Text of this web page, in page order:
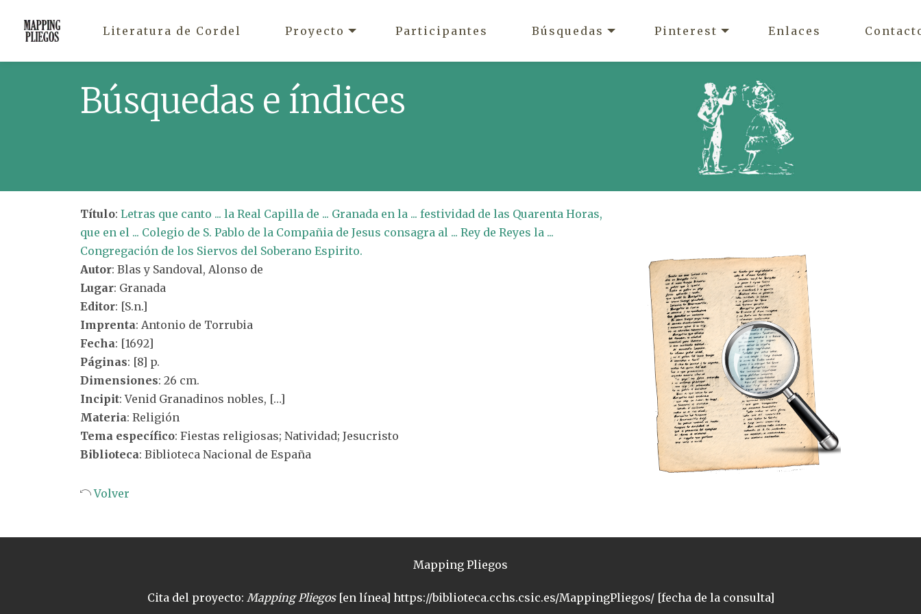
Literatura de Cordel Proyecto Participantes Búsquedas Pinterest Enlaces
Búsquedas e índices
Título: Letras que canto ... la Real Capilla de ... Granada en la ... festividad de las Quarenta Horas,
que en el ... Colegio de S. Pablo de la Compañia de Jesus consagra al ... Rey de Reyes la ...
Congregación de los Siervos del Soberano Espirito.
Autor: Blas y Sandoval, Alonso de
Lugar: Granada
Editor: [S.n.]
Imprenta: Antonio de Torrubia
Fecha: [1692]
Páginas: [8] p.
Dimensiones: 26 cm.
Incipit: Venid Granadinos nobles, […]
Materia: Religión
Tema específico: Fiestas religiosas; Natividad; Jesucristo
Biblioteca: Biblioteca Nacional de España
Volver
Mapping Pliegos
Cita del proyecto: Mapping Pliegos[en línea] https://biblioteca.cchs.csic.es/MappingPliegos/ [fecha de la consulta]